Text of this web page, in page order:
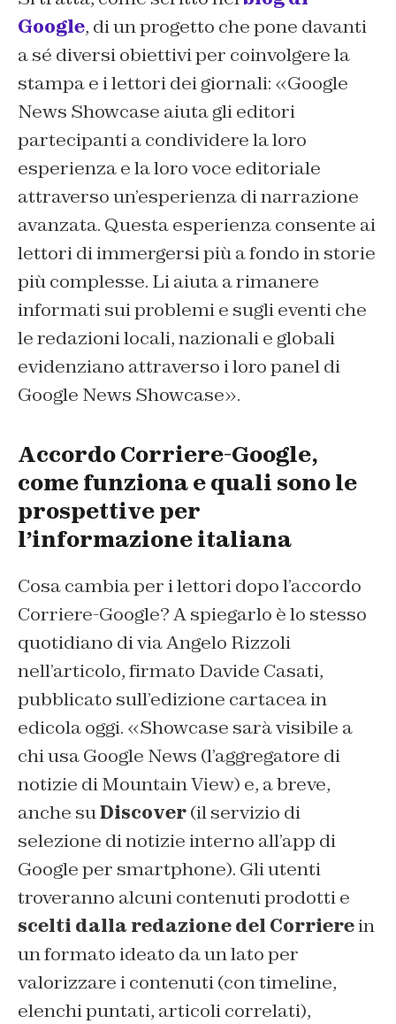
Google, di un progetto che pone davanti
a sé diversi obiettivi per coinvolgere la
stampa e i lettori dei giornali: «Google
News Showcase aiuta gli editori
partecipanti a condividere la loro
esperienza e la loro voce editoriale
attraverso un’esperienza di narrazione
avanzata. Questa esperienza consente ai
lettori di immergersi più a fondo in storie
più complesse. Li aiuta a rimanere
informati sui problemi e sugli eventi che
le redazioni locali, nazionali e globali
evidenziano attraverso i loro panel di
Google News Showcase».
Accordo Corriere-Google,
come funziona e quali sono le
prospettive per
l’informazione italiana
Cosa cambia per i lettori dopo l’accordo
Corriere-Google? A spiegarlo è lo stesso
quotidiano di via Angelo Rizzoli
nell’articolo, firmato Davide Casati,
pubblicato sull’edizione cartacea in
edicola oggi. «Showcase sarà visibile a
chi usa Google News (l’aggregatore di
notizie di Mountain View) e, a breve,
anche suDiscover(il servizio di
selezione di notizie interno all’app di
Google per smartphone). Gli utenti
troveranno alcuni contenuti prodotti e
scelti dalla redazione del Corrierein
un formato ideato da un lato per
valorizzare i contenuti (con timeline,
elenchi puntati, articoli correlati),